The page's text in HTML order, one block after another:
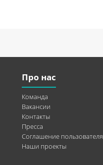
Про нас
Команда
Вакансии
Контакты
Пресса
Соглашение пользователя
Наши проекты